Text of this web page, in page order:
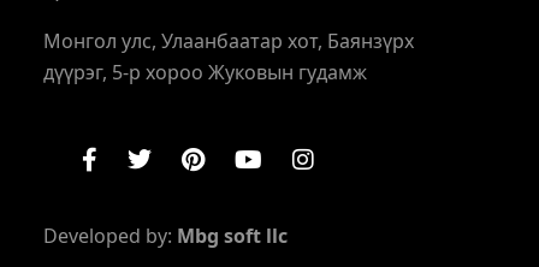
Монгол улс, Улаанбаатар хот, Баянзүрх
дүүрэг, 5-р хороо Жуковын гудамж
Developed by: Mbg soft llc